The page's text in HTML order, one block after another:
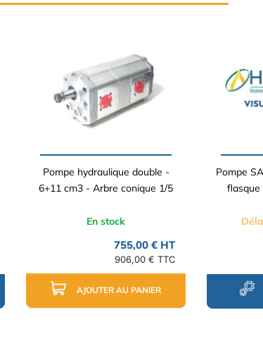
Pompe hydraulique double -
6+11 cm3 - Arbre conique 1/5
En stock
755,00 € HT
906,00 € TTC
AJOUTER AU PANIER
Pompe
flasque